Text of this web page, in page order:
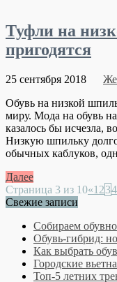
Туфли на
пригодятся
25 сентября 2018
Обувь на низкой
миру. Мода на обувь
казалось бы исчезла,
Низкую шпильку
обычных каблуков,
Далее
Страница 3 из 10«1 234
Свежие записи
Собираем
Обувь-гибрид:
Как выбрать
Городские
Топ-5 летних